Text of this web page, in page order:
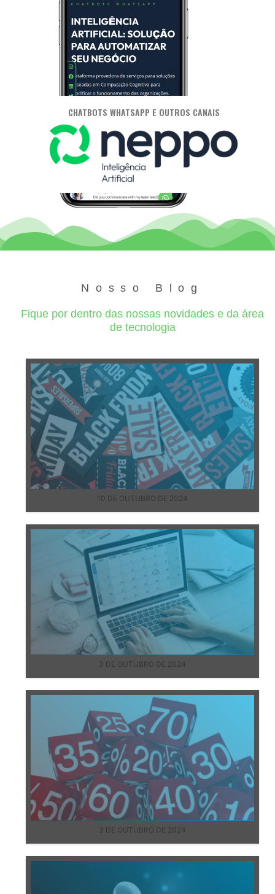
CHATBOTS WHATSAPP E OUTROS CANAIS
Nosso Blog
Fique por dentro das nossas novidades e da área
de tecnologia
10 DE OUTUBRO DE 2024
3 DE OUTUBRO DE 2024
3 DE OUTUBRO DE 2024